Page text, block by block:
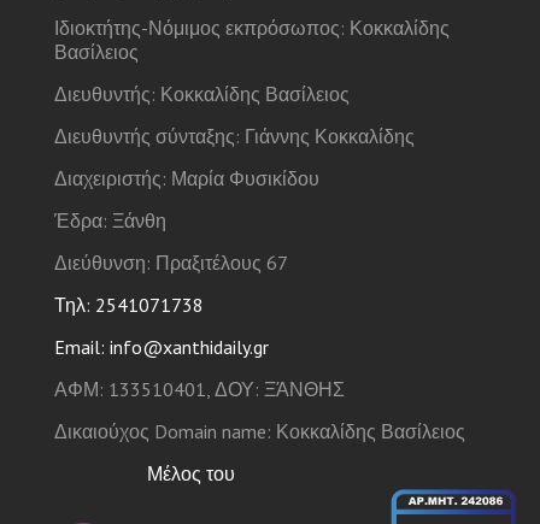
Ιδιοκτήτης-Νόμιμος εκπρόσωπος: Κοκκαλίδης
Βασίλειος
Διευθυντής: Κοκκαλίδης Βασίλειος
Διευθυντής σύνταξης: Γιάννης Κοκκαλίδης
Διαχειριστής: Μαρία Φυσικίδου
Έδρα: Ξάνθη
Διεύθυνση: Πραξιτέλους 67
Τηλ: 2541071738
Email: info@xanthidaily.gr
ΑΦΜ: 133510401, ΔΟΥ: ΞΆΝΘΗΣ
Δικαιούχος Domain name: Κοκκαλίδης Βασίλειος
Μέλος του